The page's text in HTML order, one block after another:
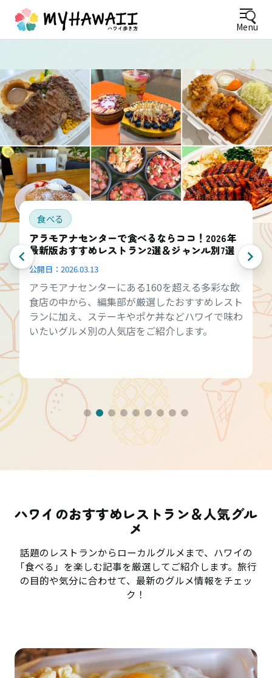
Menu
食べる
アラモアナセンターで食べるならココ！2026年
最新版おすすめレストラン2選＆ジャンル別7選
公開日： 2026.03.13
アラモアナセンターにある160を超える多彩な飲
食店の中から、編集部が厳選したおすすめレスト
ランに加え、ステーキやポケ丼などハワイで味わ
いたいグルメ別の人気店をご紹介します。
ハワイのおすすめレストラン＆人気グル
メ
話題のレストランからローカルグルメまで、ハワイの
「食べる」を楽しむ記事を厳選してご紹介します。旅行
の目的や気分に合わせて、最新のグルメ情報をチェッ
ク！